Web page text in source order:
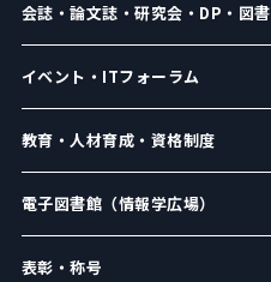
会誌・論文誌・研究会・DP・図書
イベント・ITフォーラム
教育・人材育成・資格制度
電子図書館（情報学広場）
表彰・称号